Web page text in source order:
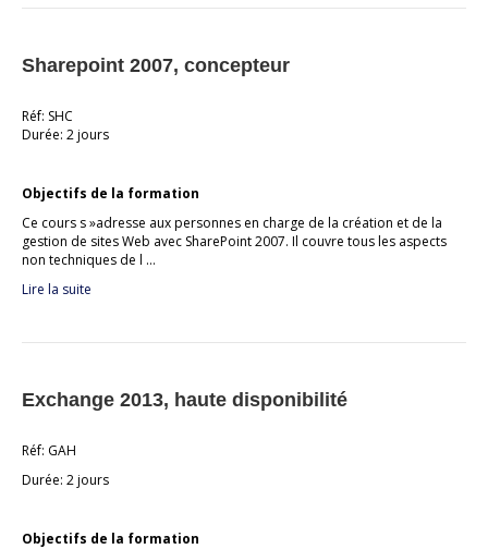
Sharepoint 2007, concepteur
Réf: SHC
Durée: 2 jours
Objectifs de la formation
Ce cours s »adresse aux personnes en charge de la création et de la
gestion de sites Web avec SharePoint 2007. Il couvre tous les aspects
non techniques de l …
Lire la suite
Exchange 2013, haute disponibilité
Réf: GAH
Durée: 2 jours
Objectifs de la formation